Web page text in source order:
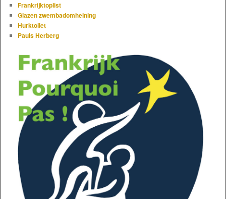
Frankrijktoplist
Glazen zwembadomheining
Hurktoilet
Pauls Herberg